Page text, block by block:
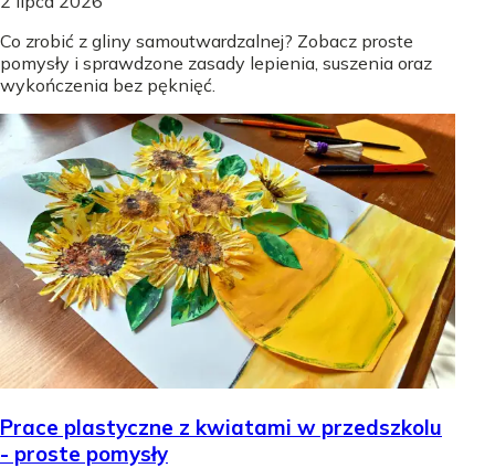
Co zrobić z gliny samoutwardzalnej? Zobacz proste
pomysły i sprawdzone zasady lepienia, suszenia oraz
wykończenia bez pęknięć.
Prace plastyczne z kwiatami w przedszkolu
- proste pomysły